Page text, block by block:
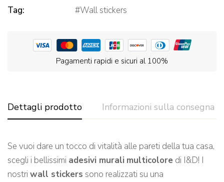
Tag:
Wall stickers
Pagamenti rapidi e sicuri al 100%
Dettagli prodotto Informazioni sulla consegna
Se vuoi dare un tocco di vitalità alle pareti della tua casa,
scegli i bellissimi adesivi murali multicolore di I&D! I
nostri wall stickers sono realizzati su una